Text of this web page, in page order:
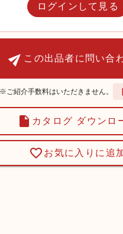
ログインして見る
この出品者に問い合
※ご紹介手数料はいただきません。
カタログ ダウンロ
お気に入りに追